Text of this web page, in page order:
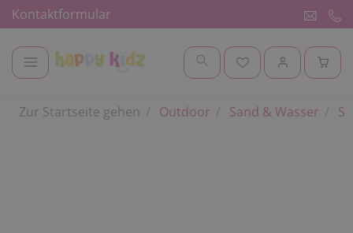
Kontaktformular
Zur Startseite gehen Outdoor Sand & Wasser